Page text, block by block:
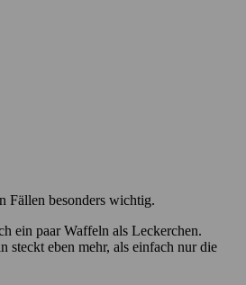
Fällen besonders wichtig.
ein paar Waffeln als Leckerchen.
steckt eben mehr, als einfach nur die